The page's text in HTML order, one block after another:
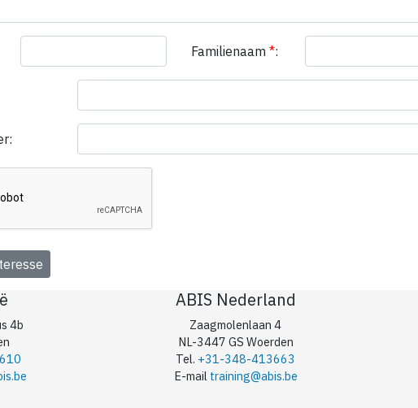
Familienaam *:
4b
ABIS Nederland
Zaagmolenlaan 4
NL-3447 GS Woerden
Tel. +31-348-413663
E-mail training@abis.be